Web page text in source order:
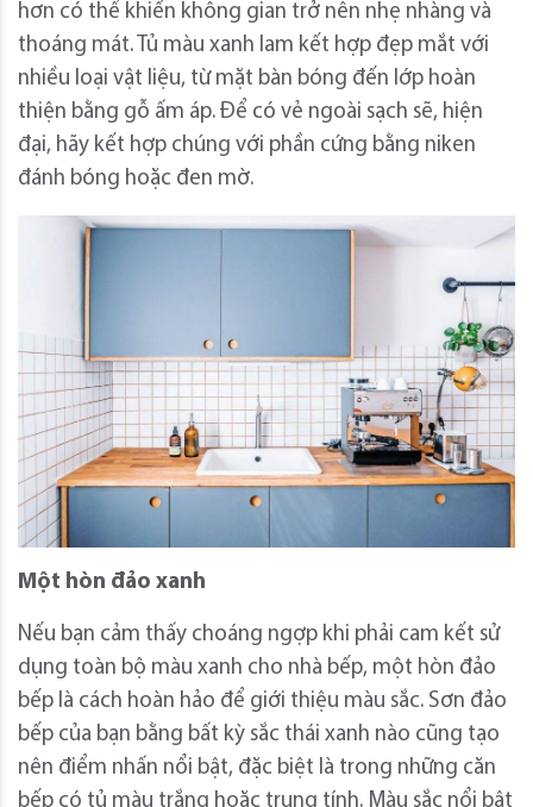
hơn có thể khiến không gian trở nên nhẹ nhàng và
thoáng mát. Tủ màu xanh lam kết hợp đẹp mắt với
nhiều loại vật liệu, từ mặt bàn bóng đến lớp hoàn
thiện bằng gỗ ấm áp. Để có vẻ ngoài sạch sẽ, hiện
đại, hãy kết hợp chúng với phần cứng bằng niken
đánh bóng hoặc đen mờ.
Một hòn đảo xanh
Nếu bạn cảm thấy choáng ngợp khi phải cam kết sử
dụng toàn bộ màu xanh cho nhà bếp, một hòn đảo
bếp là cách hoàn hảo để giới thiệu màu sắc. Sơn đảo
bếp của bạn bằng bất kỳ sắc thái xanh nào cũng tạo
nên điểm nhấn nổi bật, đặc biệt là trong những căn
bếp có tủ màu trắng hoặc trung tính. Màu sắc nổi bật